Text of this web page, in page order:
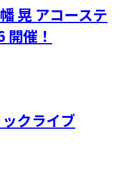
晃 アコーステ
催！
ックライブ